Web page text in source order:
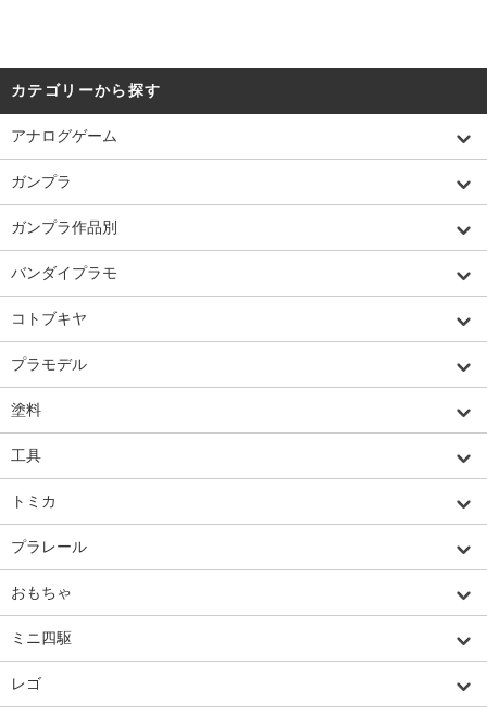
カテゴリーから探す
アナログゲーム
ガンプラ
ガンプラ作品別
バンダイプラモ
コトブキヤ
プラモデル
塗料
工具
トミカ
プラレール
おもちゃ
ミニ四駆
レゴ